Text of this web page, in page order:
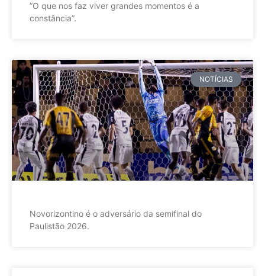
”O que nos faz viver grandes momentos é a
constância”.
NOTÍCIAS
Novorizontino é o adversário da semifinal do
Paulistão 2026.